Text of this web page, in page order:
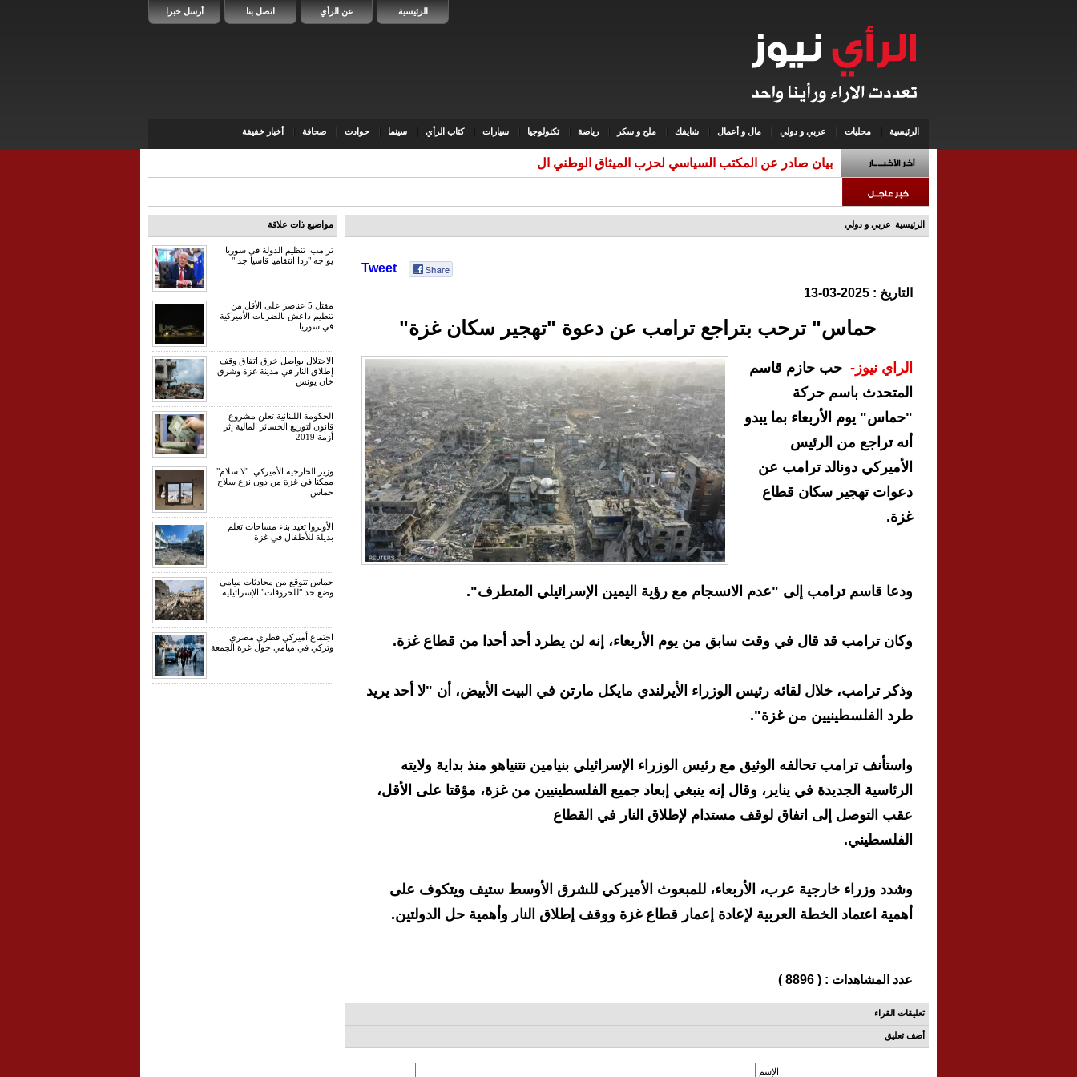
أرسل خبرا اتصل بنا عن الرأي الرئيسية
الرئيسية محليات عربي و دولي مال و أعمال شايفك ملح و سكر رياضة تكنولوجيا سيارات كتاب الرأي سينما حوادث صحافة أخبار خفيفة
بيان صادر عن المكتب السياسي لحزب الميثاق الوطني القدس
الرئيسية عربي و دولي
Tweet
التاريخ : 2025-03-13
حماس" ترحب بتراجع ترامب عن دعوة "تهجير سكان غزة"
الراي نيوز- حب حازم قاسم
المتحدث باسم حركة
"حماس" يوم الأربعاء بما يبدو
أنه تراجع من الرئيس
الأميركي دونالد ترامب عن
دعوات تهجير سكان قطاع
غزة.
ودعا قاسم ترامب إلى "عدم الانسجام مع رؤية اليمين الإسرائيلي المتطرف".
وكان ترامب قد قال في وقت سابق من يوم الأربعاء، إنه لن يطرد أحد أحدا من قطاع غزة.
وذكر ترامب، خلال لقائه رئيس الوزراء الأيرلندي مايكل مارتن في البيت الأبيض، أن "لا أحد يريد
طرد الفلسطينيين من غزة".
واستأنف ترامب تحالفه الوثيق مع رئيس الوزراء الإسرائيلي بنيامين نتنياهو منذ بداية ولايته
الرئاسية الجديدة في يناير، وقال إنه ينبغي إبعاد جميع الفلسطينيين من غزة، مؤقتا على الأقل،
عقب التوصل إلى اتفاق لوقف مستدام لإطلاق النار في القطاع
الفلسطيني.
وشدد وزراء خارجية عرب، الأربعاء، للمبعوث الأميركي للشرق الأوسط ستيف ويتكوف على
أهمية اعتماد الخطة العربية لإعادة إعمار قطاع غزة ووقف إطلاق النار وأهمية حل الدولتين.
عدد المشاهدات : ( 8896 )
تعليقات القراء
أضف تعليق
الإسم
مواضيع ذات علاقة
ترامب: تنظيم الدولة في سوريا
يواجه "ردا انتقاميا قاسيا جدا"
مقتل 5 عناصر على الأقل من
تنظيم داعش بالضربات الأميركية
في سوريا
الاحتلال يواصل خرق اتفاق وقف
إطلاق النار في مدينة غزة وشرق
خان يونس
الحكومة اللبنانية تعلن مشروع
قانون لتوزيع الخسائر المالية إثر
أزمة 2019
وزير الخارجية الأميركي: "لا سلام"
ممكنا في غزة من دون نزع سلاح
حماس
الأونروا تعيد بناء مساحات تعلم
بديلة للأطفال في غزة
حماس تتوقع من محادثات ميامي
وضع حد "للخروقات" الإسرائيلية
اجتماع أميركي قطري مصري
وتركي في ميامي حول غزة الجمعة